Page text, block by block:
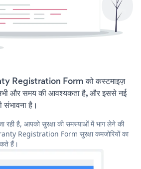
Registration Form को कस्टमाइज़
और समय की आवश्यकता है, और इससे नई
संभावना है।
है, आपको सुरक्षा की समस्याओं में भाग लेने की
Registration Form सुरक्षा कमजोरियों का
हैं।